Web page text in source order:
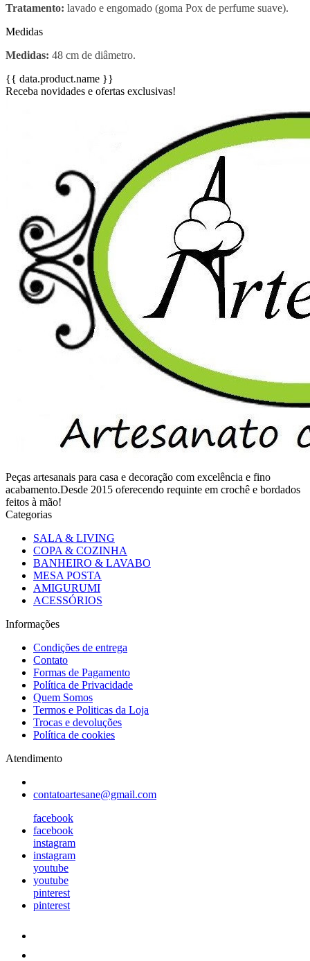
Tratamento: lavado e engomado (goma Pox de perfume suave).
Medidas
Medidas: 48 cm de diâmetro.
{{ data.product.name }}
Receba novidades e ofertas exclusivas!
Peças artesanais para casa e decoração com excelência e fino
acabamento.Desde 2015 oferecendo requinte em crochê e bordados
feitos à mão!
Categorias
SALA & LIVING
COPA & COZINHA
BANHEIRO & LAVABO
MESA POSTA
AMIGURUMI
ACESSÓRIOS
Informações
Condições de entrega
Contato
Formas de Pagamento
Política de Privacidade
Quem Somos
Termos e Politicas da Loja
Trocas e devoluções
Política de cookies
Atendimento
contatoartesane@gmail.com
facebook
facebook
instagram
instagram
youtube
youtube
pinterest
pinterest